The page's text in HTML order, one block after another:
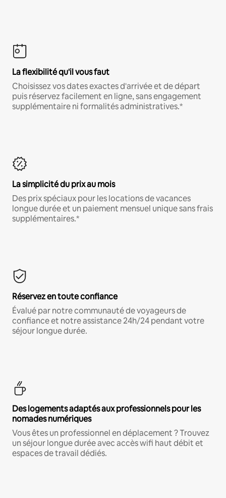
La flexibilité qu'il vous faut
Choisissez vos dates exactes d'arrivée et de départ
puis réservez facilement en ligne, sans engagement
supplémentaire ni formalités administratives.*
La simplicité du prix au mois
Des prix spéciaux pour les locations de vacances
longue durée et un paiement mensuel unique sans frais
supplémentaires.*
Réservez en toute confiance
Évalué par notre communauté de voyageurs de
confiance et notre assistance 24h/24 pendant votre
séjour longue durée.
Des logements adaptés aux professionnels pour les
nomades numériques
Vous êtes un professionnel en déplacement ? Trouvez
un séjour longue durée avec accès wifi haut débit et
espaces de travail dédiés.